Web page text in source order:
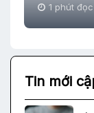
1 phút đọc
Tin mới